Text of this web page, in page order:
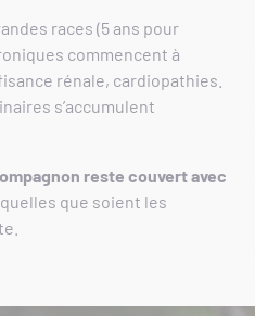
races (5 ans pour
commencent à
rénale, cardiopathies.
s’accumulent
reste couvert avec
que soient les